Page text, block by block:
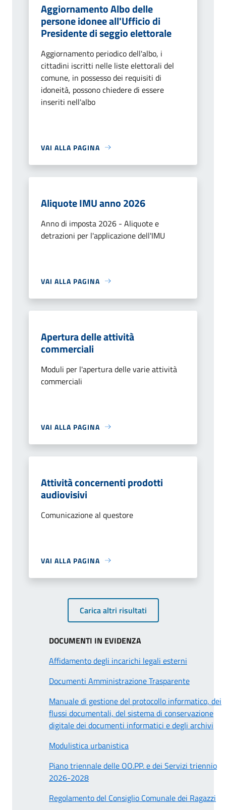
Aggiornamento Albo delle
persone idonee all'Ufficio di
Presidente di seggio elettorale
Aggiornamento periodico dell'albo, i
cittadini iscritti nelle liste elettorali del
comune, in possesso dei requisiti di
idoneità, possono chiedere di essere
inseriti nell'albo
VAI ALLA PAGINA
Aliquote IMU anno 2026
Anno di imposta 2026 - Aliquote e
detrazioni per l'applicazione dell'IMU
VAI ALLA PAGINA
Apertura delle attività
commerciali
Moduli per l'apertura delle varie attività
commerciali
VAI ALLA PAGINA
Attività concernenti prodotti
audiovisivi
Comunicazione al questore
VAI ALLA PAGINA
Carica altri risultati
DOCUMENTI IN EVIDENZA
Affidamento degli incarichi legali esterni
Documenti Amministrazione Trasparente
Manuale di gestione del protocollo informatico, dei
flussi documentali, del sistema di conservazione
digitale dei documenti informatici e degli archivi
Modulistica urbanistica
Piano triennale delle OO.PP. e dei Servizi triennio
2026-2028
Regolamento del Consiglio Comunale dei Ragazzi